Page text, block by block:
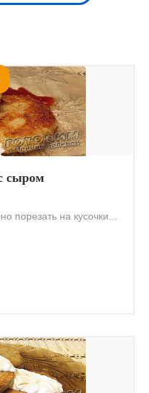
сыром
порезать на кусочки...